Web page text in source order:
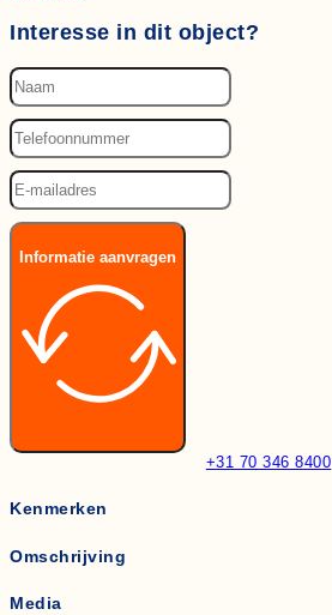
Interesse in dit object?
Informatie aanvragen
+31 70 346 8400
Kenmerken
Omschrijving
Media